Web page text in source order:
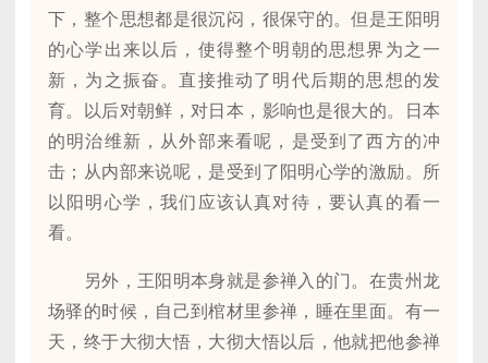
下，整个思想都是很沉闷，很保守的。但是王阳明
的心学出来以后，使得整个明朝的思想界为之一
新，为之振奋。直接推动了明代后期的思想的发
育。以后对朝鲜，对日本，影响也是很大的。日本
的明治维新，从外部来看呢，是受到了西方的冲
击；从内部来说呢，是受到了阳明心学的激励。所
以阳明心学，我们应该认真对待，要认真的看一
看。
另外，王阳明本身就是参禅入的门。在贵州龙
场驿的时候，自己到棺材里参禅，睡在里面。有一
天，终于大彻大悟，大彻大悟以后，他就把他参禅